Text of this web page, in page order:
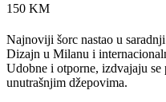
150 KM
Najnoviji šorc nastao u
Dizajn u Milanu i
Udobne i otporne, izdvajaju
unutrašnjim džepovima.